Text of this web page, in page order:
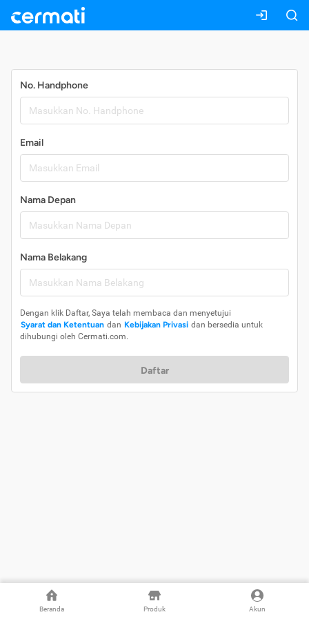
Beranda Produk Akun
No. Handphone
Email
Nama Depan
Nama Belakang
Dengan klik Daftar, Saya telah membaca dan menyetujui
Syarat dan Ketentuan dan Kebijakan Privasi dan bersedia untuk
dihubungi oleh Cermati.com.
Daftar